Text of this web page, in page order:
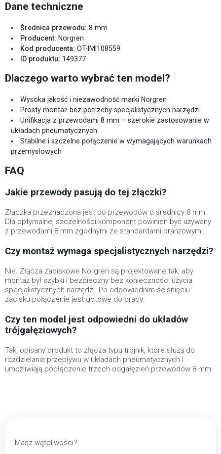
Dane techniczne
Średnica przewodu: 8 mm
Producent: Norgren
Kod producenta: OT-IMI108559
ID produktu: 149377
Dlaczego warto wybrać ten model?
Wysoka jakość i niezawodność marki Norgren
Prosty montaż bez potrzeby specjalistycznych narzędzi
Unifikacja z przewodami 8 mm – szerokie zastosowanie w
układach pneumatycznych
Stabilne i szczelne połączenie w wymagających warunkach
przemysłowych
FAQ
Jakie przewody pasują do tej złączki?
Złączka przeznaczona jest do przewodów o średnicy 8 mm.
Dla optymalnej szczelności komponent powinien być używany
z przewodami 8 mm zgodnymi ze standardami branżowymi.
Czy montaż wymaga specjalistycznych narzędzi?
Nie. Złącza zaciskowe Norgren są projektowane tak, aby
montaż był szybki i bezpieczny bez konieczności użycia
specjalistycznych narzędzi. Po odpowiednim ściśnięciu
zacisku połączenie jest gotowe do pracy.
Czy ten model jest odpowiedni do układów
trójgałęziowych?
Tak, opisany produkt to złącza typu trójnik, które służą do
rozdzielania przepływu w układach pneumatycznych i
umożliwiają podłączenie trzech odgałęzień przewodów 8 mm.
Masz wątpliwości?